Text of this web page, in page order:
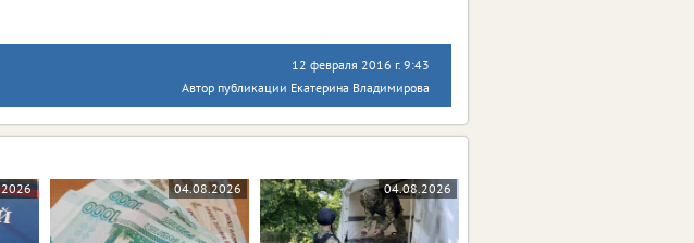
12 февраля 2016 г. 9:43
Автор публикации Екатерина Владимирова
04.08.2026 04.08.2026